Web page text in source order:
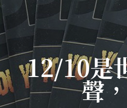
12/10是
聲